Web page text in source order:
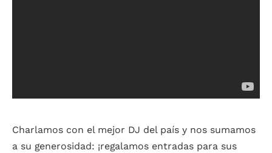
Charlamos con el mejor DJ del país y nos sumamos
a su generosidad: ¡regalamos entradas para sus